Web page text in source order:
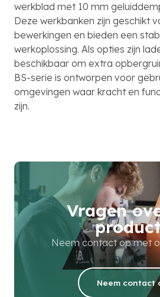
werkblad met 10 mm
Deze werkbanken zijn geschikt
bewerkingen en bieden een
werkoplossing. Als opties zijn
beschikbaar om extra
BS-serie is ontworpen voor
omgevingen waar kracht en
zijn.
Vragen
Neem contact op met
Neem contact